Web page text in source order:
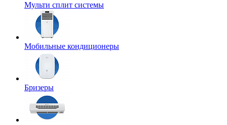
Мульти сплит системы
Мобильные кондиционеры
Бризеры